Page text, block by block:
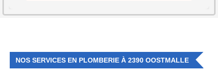
NOS SERVICES EN PLOMBERIE À 2390 OOSTMALLE